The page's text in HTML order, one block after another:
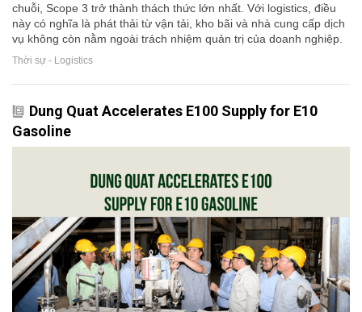
chuỗi, Scope 3 trở thành thách thức lớn nhất. Với logistics, điều
này có nghĩa là phát thải từ vận tải, kho bãi và nhà cung cấp dịch
vụ không còn nằm ngoài trách nhiệm quản trị của doanh nghiệp.
Thời sự - Logistics
Dung Quat Accelerates E100 Supply for E10
Gasoline